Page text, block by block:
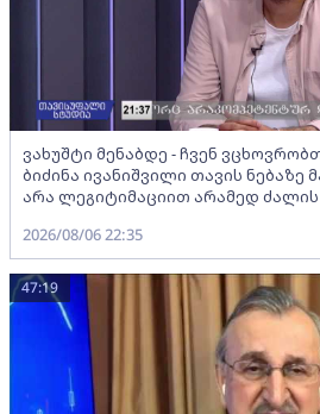
ვახუშტი მენაბდე - ჩვენ
ბიძინა ივანიშვილი თავის ნებაზე
არა ლეგიტიმაციით არამედ ძალის
2026/08/06 22:35
47:19